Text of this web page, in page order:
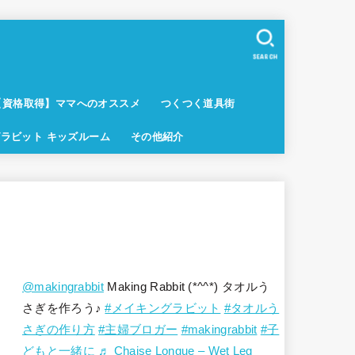
資格取得】ママへのオススメ つくつく道具街
ビット キッズルーム その他紹介
SEARCH
@makingrabbitMaking Rabbit (*^^*) タオルう
さぎを作ろう♪#メイキングラビット #タオルう
さぎの作り方 #主婦ブロガー #makingrabbit #子
どもと一緒に ♬ Chaise Longue – Wet Leg